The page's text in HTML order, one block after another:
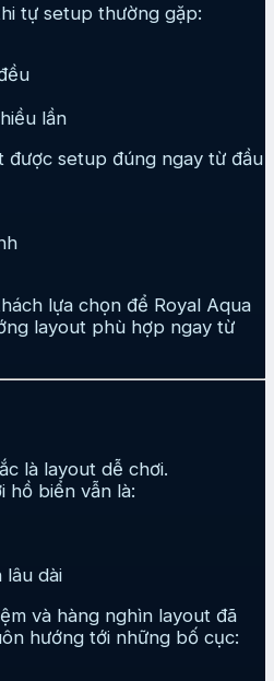
tự setup thường gặp:
lần
được setup đúng ngay từ đầu
lựa chọn để Royal Aqua
layout phù hợp ngay từ
là layout dễ chơi.
hồ biển vẫn là:
lâu dài
và hàng nghìn layout đã
hướng tới những bố cục: